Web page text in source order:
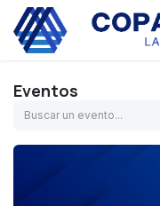
Ir al contenido
Eventos